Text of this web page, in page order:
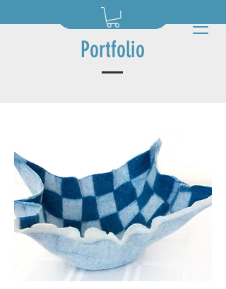
Nellinie
Portfolio